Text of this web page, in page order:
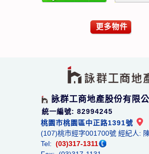
更多物件
詠群工商地產股份有限
統一編號: 82994245
桃園市桃園區中正路1391號
(107)桃市經字001700號 經紀人:
Tel: (03)317-1311